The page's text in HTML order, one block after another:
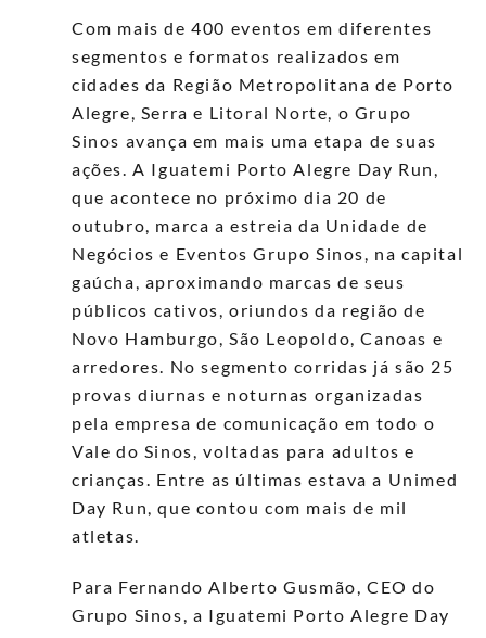
Com mais de 400 eventos em diferentes
segmentos e formatos realizados em
cidades da Região Metropolitana de Porto
Alegre, Serra e Litoral Norte, o Grupo
Sinos avança em mais uma etapa de suas
ações. A Iguatemi Porto Alegre Day Run,
que acontece no próximo dia 20 de
outubro, marca a estreia da Unidade de
Negócios e Eventos Grupo Sinos, na capital
gaúcha, aproximando marcas de seus
públicos cativos, oriundos da região de
Novo Hamburgo, São Leopoldo, Canoas e
arredores. No segmento corridas já são 25
provas diurnas e noturnas organizadas
pela empresa de comunicação em todo o
Vale do Sinos, voltadas para adultos e
crianças. Entre as últimas estava a Unimed
Day Run, que contou com mais de mil
atletas.
Para Fernando Alberto Gusmão, CEO do
Grupo Sinos, a Iguatemi Porto Alegre Day